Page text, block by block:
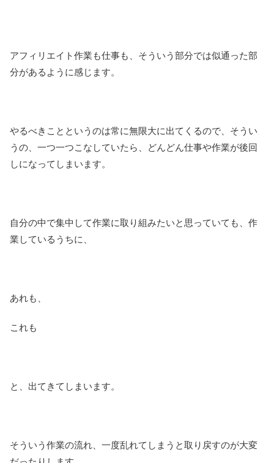
アフィリエイト作業も仕事も、そういう部分では似通った部
分があるように感じます。
やるべきことというのは常に無限大に出てくるので、そうい
うの、一つ一つこなしていたら、どんどん仕事や作業が後回
しになってしまいます。
自分の中で集中して作業に取り組みたいと思っていても、作
業しているうちに、
あれも、
これも
と、出てきてしまいます。
そういう作業の流れ、一度乱れてしまうと取り戻すのが大変